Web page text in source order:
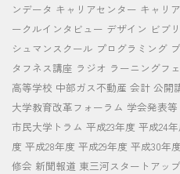
ンデータ キャリアセンター キャリ
ークルインタビュー デザイン ビブ
シュマンスクール プログラミング
タフネス講座 ラジオ ラーニングフ
高等学校 中部ガス不動産 会計 公開
大学教育改革フォーラム 学会発表等
市民大学トラム 平成23年度 平成24
度 平成28年度 平成29年度 平成30年度
修会 新聞報道 東三河スタートアッ